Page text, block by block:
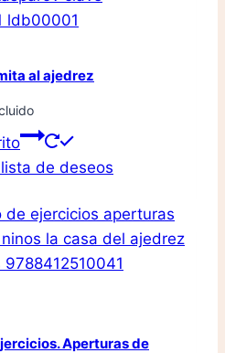
al ajedrez
de deseos
Aperturas de